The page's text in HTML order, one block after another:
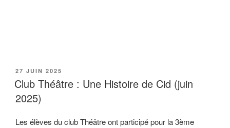
PUBLIÉ
LE
27 JUIN 2025
Club Théâtre : Une Histoire de Cid (juin
2025)
Les élèves du club Théâtre ont participé pour la 3ème